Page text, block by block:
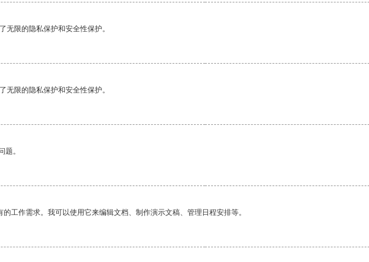
无限的隐私保护和安全性保护。
无限的隐私保护和安全性保护。
题。
工作需求。我可以使用它来编辑文档、制作演示文稿、管理日程安排等。